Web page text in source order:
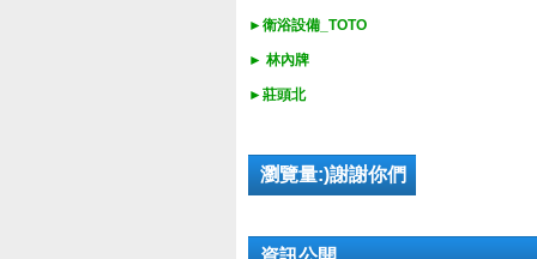
►衛浴設備_ TOTO
► 林內牌
►莊頭北
瀏覽量:)謝謝你們